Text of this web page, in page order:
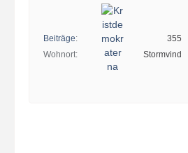
Beiträge
355
Wohnort
Stormvind